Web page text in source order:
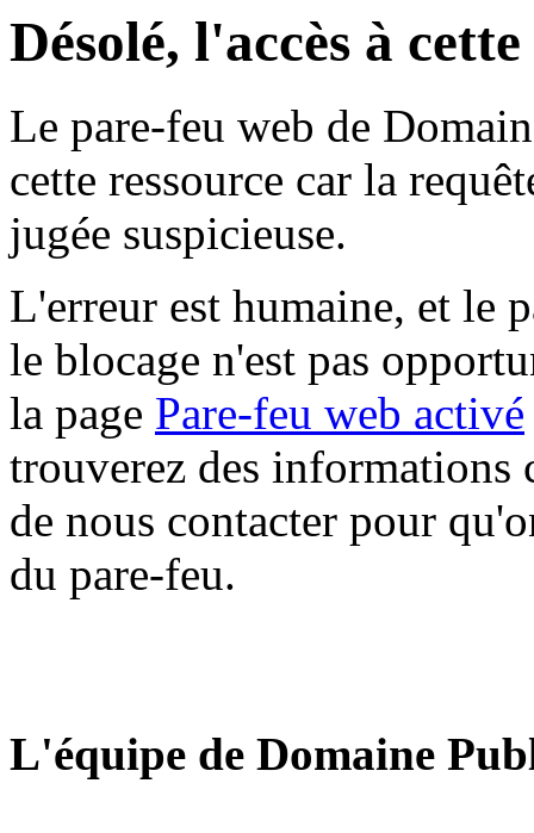
Désolé, l'accès à
Le pare-feu web de
cette ressource car la
jugée suspicieuse.
L'erreur est humaine, et le
le blocage n'est pas
la page Pare-feu web activé
trouverez des informations
de nous contacter pour
du pare-feu.
L'équipe de Domaine